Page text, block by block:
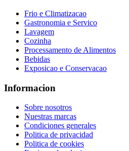
Frio e Climatizacao
Gastronomia e Servico
Lavagem
Cozinha
Processamento de Alimentos
Bebidas
Exposicao e Conservacao
Informacion
Sobre nosotros
Nuestras marcas
Condiciones generales
Politica de privacidad
Politica de cookies